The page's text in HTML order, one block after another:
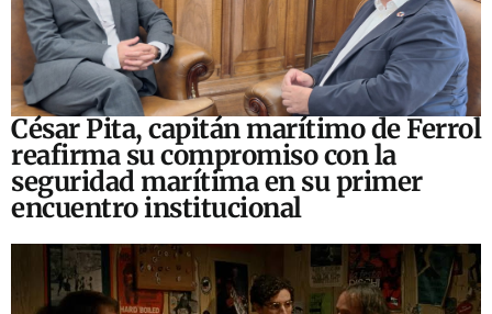
César Pita, capitán marítimo de Ferrol
reafirma su compromiso con la
seguridad marítima en su primer
encuentro institucional